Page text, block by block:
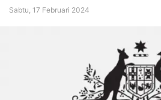
Sabtu, 17 Februari 2024